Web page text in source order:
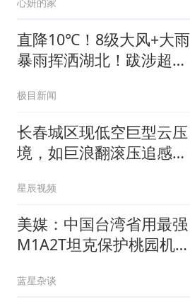
直降10℃！8级大风+大雨
暴雨挥洒湖北！跋涉超
岸，需多加防范
极目新闻
长春城区现低空巨型云压
境，如巨浪翻滚压追感十
星辰视频
美媒：中国台湾省用最强
M1A2T坦克保护桃园机
突部队夺取机场
蓝星杂谈